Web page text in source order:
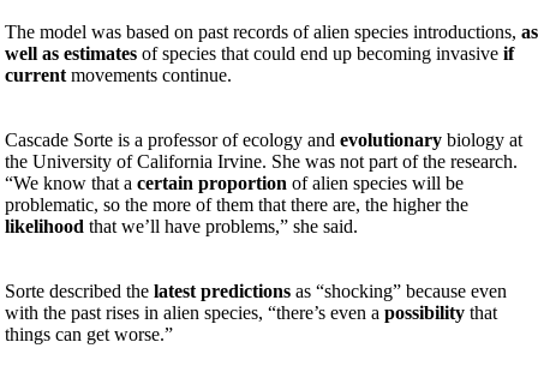
The model was based on past records of alien species introductions,as
well as estimates of species that could end up becoming invasiveif
current movements continue.
Cascade Sorte is a professor of ecology andevolutionary biology at
the University of California Irvine. She was not part of the research.
“We know that acertain proportion of alien species will be
problematic, so the more of them that there are, the higher the
likelihood that we’ll have problems,” she said.
Sorte described the latest predictions as “shocking” because even
with the past rises in alien species, “there’s even apossibility that
things can get worse.”